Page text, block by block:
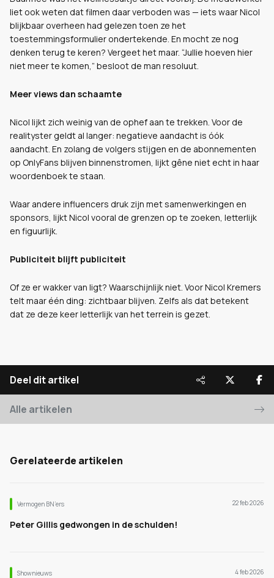
liet ook weten dat filmen daar verboden was — iets waar Nicol
blijkbaar overheen had gelezen toen ze het
toestemmingsformulier ondertekende. En mocht ze nog
denken terug te keren? Vergeet het maar. “Jullie hoeven hier
niet meer te komen,” besloot de man resoluut.
Meer views dan schaamte
Nicol lijkt zich weinig van de ophef aan te trekken. Voor de
realityster geldt al langer: negatieve aandacht is óók
aandacht. En zolang de volgers stijgen en de abonnementen
op OnlyFans blijven binnenstromen, lijkt gêne niet echt in haar
woordenboek te staan.
Waar andere influencers druk zijn met samenwerkingen en
sponsors, lijkt Nicol vooral de grenzen op te zoeken, letterlijk
en figuurlijk.
Publiciteit blijft publiciteit
Of ze er wakker van ligt? Waarschijnlijk niet. Voor Nicol Kremers
telt maar één ding: zichtbaar blijven. Zelfs als dat betekent
dat ze deze keer letterlijk van het terrein is gezet.
Deel dit artikel
Alle artikelen
Gerelateerde artikelen
Vermogen BN’ers 22 feb 2026
Peter Gillis gedwongen in de schulden!
Shownieuws 4 feb 2026